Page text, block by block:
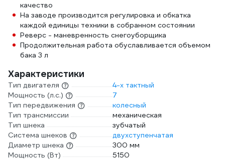
качество
На заводе производится регулировка и обкатка
каждой единицы техники в собранном состоянии
Реверс - маневренность снегоуборщика
Продолжительная работа обуславливается объемом
бака 3 л
Характеристики
Тип двигателя
4-х тактный
Мощность (л.с.)
7
Тип передвижения
колесный
Тип трансмиссии
механическая
Тип шнека
зубчатый
Система шнеков
двухступенчатая
Диаметр шнека
300 мм
Мощность (Вт)
5150